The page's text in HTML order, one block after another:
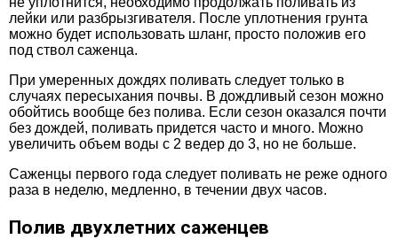
лейки или разбрызгивателя. После уплотнения грунта
можно будет использовать шланг, просто положив его
под ствол саженца.
При умеренных дождях поливать следует только в
случаях пересыхания почвы. В дождливый сезон можно
обойтись вообще без полива. Если сезон оказался почти
без дождей, поливать придется часто и много. Можно
увеличить объем воды с 2 ведер до 3, но не больше.
Саженцы первого года следует поливать не реже одного
раза в неделю, медленно, в течении двух часов.
Полив двухлетних саженцев